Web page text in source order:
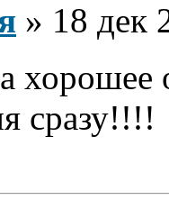
» 18 дек
хорошее
сразу!!!!